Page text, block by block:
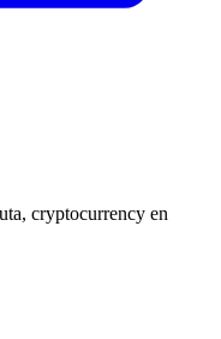
cryptocurrency en